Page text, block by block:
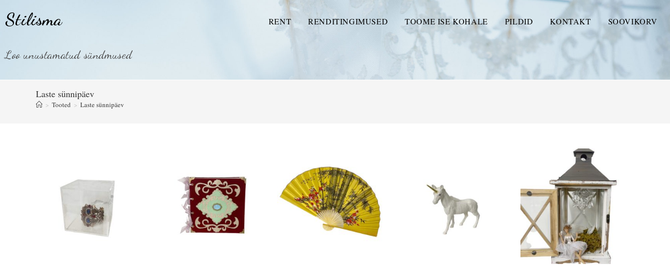
Stilisma
Loo unustamatud sündmused
RENT RENDITINGIMUSED TOOME ISE KOHALE PILDID KONTAKT SOOVIKORV
Laste sünnipäev
> Tooted > Laste sünnipäev